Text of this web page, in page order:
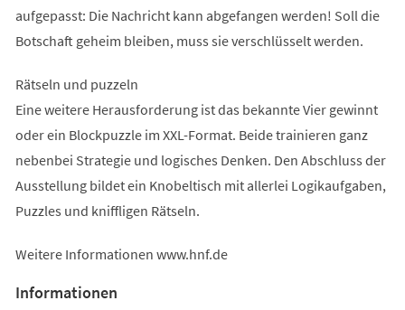
aufgepasst: Die Nachricht kann abgefangen werden! Soll die
Botschaft geheim bleiben, muss sie verschlüsselt werden.
Rätseln und puzzeln
Eine weitere Herausforderung ist das bekannte Vier gewinnt
oder ein Blockpuzzle im XXL-Format. Beide trainieren ganz
nebenbei Strategie und logisches Denken. Den Abschluss der
Ausstellung bildet ein Knobeltisch mit allerlei Logikaufgaben,
Puzzles und kniffligen Rätseln.
Weitere Informationen www.hnf.de
Informationen